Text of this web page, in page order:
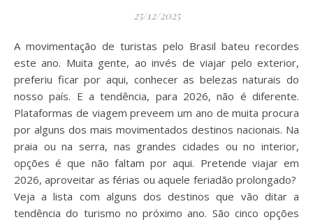
25/12/2025
A movimentação de turistas pelo Brasil bateu recordes
este ano. Muita gente, ao invés de viajar pelo exterior,
preferiu ficar por aqui, conhecer as belezas naturais do
nosso país. E a tendência, para 2026, não é diferente.
Plataformas de viagem preveem um ano de muita procura
por alguns dos mais movimentados destinos nacionais. Na
praia ou na serra, nas grandes cidades ou no interior,
opções é que não faltam por aqui. Pretende viajar em
2026, aproveitar as férias ou aquele feriadão prolongado?
Veja a lista com alguns dos destinos que vão ditar a
tendência do turismo no próximo ano. São cinco opções